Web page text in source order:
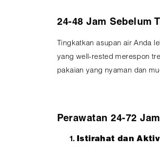
24-48 Jam Sebelum
Tingkatkan asupan air Anda
yang well-rested merespon
pakaian yang nyaman dan
Perawatan 24-72
Istirahat dan